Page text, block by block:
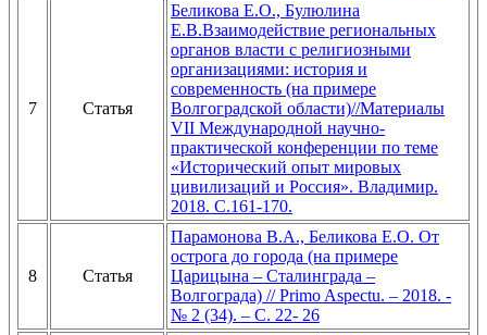
7 Статья
Беликова Е.О., Булюлина
Е.В.Взаимодействие региональных
органов власти с религиозными
организациями: история и
современность (на примере
Волгоградской области)//Материалы
VII Международной научно-
практической конференции по теме
«Исторический опыт мировых
цивилизаций и Россия». Владимир.
2018. С.161-170.
8 Статья
Парамонова В.А., Беликова Е.О. От
острога до города (на примере
Царицына – Сталинграда –
Волгограда) // Primo Aspectu. – 2018. -
№ 2 (34). – С. 22- 26